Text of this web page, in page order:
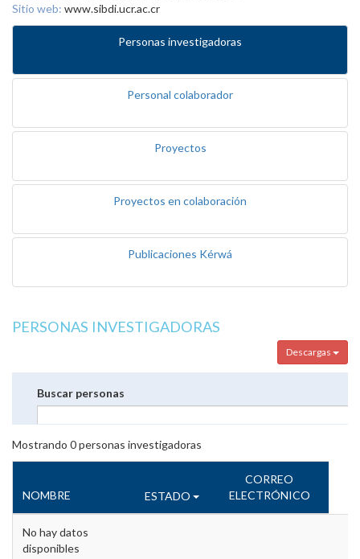
Sitio web: www.sibdi.ucr.ac.cr
Personas investigadoras
Personal colaborador
Proyectos
Proyectos en colaboración
Publicaciones Kérwá
PERSONAS INVESTIGADORAS
Descargas
Buscar personas
Mostrando 0personas investigadoras
NOMBRE ESTADO
CORREO
ELECTRÓNICO
No hay datos
disponibles